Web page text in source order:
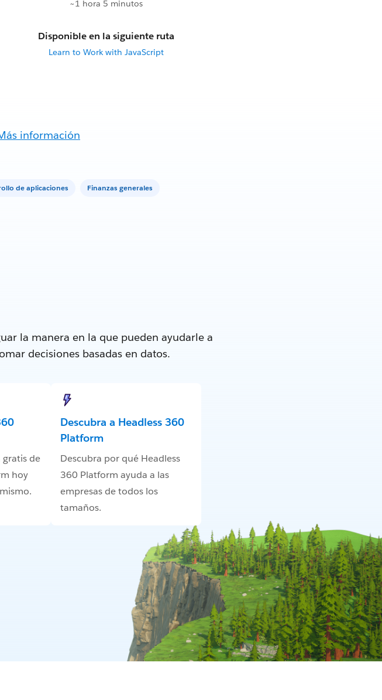
~1 hora 5 minutos
Disponible en la siguiente ruta
Learn to Work with JavaScript
información
de aplicaciones Finanzas generales
la manera en la que pueden ayudarle a
decisiones basadas en datos.
gratis de
hoy
Descubra a Headless 360
Platform
Descubra por qué Headless
360 Platform ayuda a las
empresas de todos los
tamaños.